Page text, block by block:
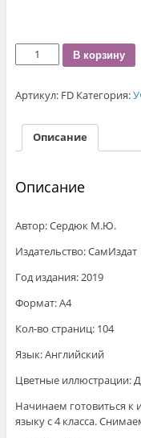
Количество
Find
differences.
экземпляр
В корзину
Артикул: FD Категория:
Описание
Описание
Автор: Сердюк М.Ю.
Издательство: СамИздат
Год издания: 2019
Формат: А4
Кол-во страниц: 104
Язык: Английский
Цветные иллюстрации:
Начинаем готовиться к
языку с 4 класса.